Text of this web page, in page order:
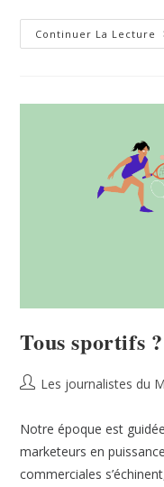
Continuer La Lecture
Tous sportifs ?
Les journalistes du M
Notre époque est
marketeurs en
commerciales